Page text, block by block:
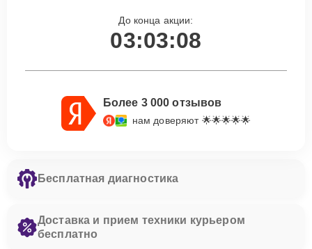
До конца акции:
03:03:07
Более 3 000 отзывов
нам доверяют 🌟🌟🌟🌟🌟
Бесплатная диагностика
Доставка и прием техники курьером
бесплатно